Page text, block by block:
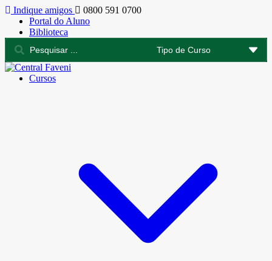
Indique amigos
0800 591 0700
Portal do Aluno
Biblioteca
Cursos